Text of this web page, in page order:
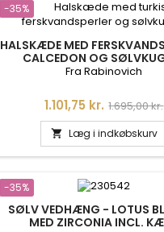
-35%
HALSKÆDE MED
CALCEDON OG
Fra Rabinovich
Pris
1.101,75 kr. 1.695,00 kr.
 Læg i indkøbskurv
-35%
SØLV VEDHÆNG - LOTUS
MED ZIRCONIA INCL.